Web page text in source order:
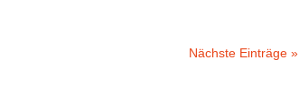
Nächste Einträge »